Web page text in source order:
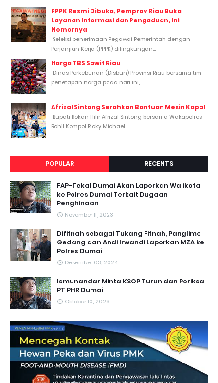
PPPK Resmi Dibuka, Pemprov Riau Buka
Layanan Informasi dan Pengaduan, Ini
Nomornya
Seleksi penerimaan Pegawai Pemerintah dengan
Perjanjian Kerja (PPPK) dilingkungan...
Harga TBS Sawit Riau
Dinas Perkebunan (Disbun) Provinsi Riau bersama tim
penetapan harga pada hari ini,...
Afrizal Sintong Serahkan Bantuan Mesin Kapal
Bupati Rokan Hilir Afrizal Sintong bersama Wakapolres
Rohil Kompol Ricky Michael...
POPULAR RECENTS
FAP-Tekal Dumai Akan Laporkan Walikota
ke Polres Dumai Terkait Dugaan
Penghinaan
November 11, 2023
Difitnah sebagai Tukang Fitnah, Panglimo
Gedang dan Andi Irwandi Laporkan MZA ke
Polres Dumai
Desember 03, 2024
Ismunandar Minta KSOP Turun dan Periksa
PT PHR Dumai
Oktober 10, 2023